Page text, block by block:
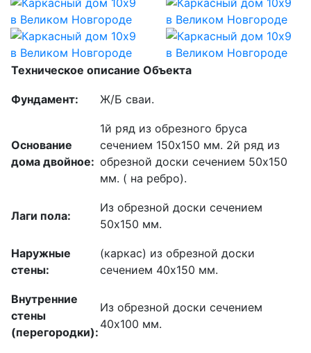
Техническое описание Объекта
Фундамент: Ж/Б сваи.
Основание
дома двойное:
1й ряд из обрезного бруса
сечением 150х150 мм. 2й ряд из
обрезной доски сечением 50х150
мм. ( на ребро).
Лаги пола:
Из обрезной доски сечением
50х150 мм.
Наружные
стены:
(каркас) из обрезной доски
сечением 40х150 мм.
Внутренние
стены
(перегородки):
Из обрезной доски сечением
40х100 мм.